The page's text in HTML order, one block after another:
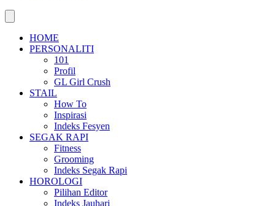
HOME
PERSONALITI
101
Profil
GL Girl Crush
STAIL
How To
Inspirasi
Indeks Fesyen
SEGAK RAPI
Fitness
Grooming
Indeks Segak Rapi
HOROLOGI
Pilihan Editor
Indeks Jauhari